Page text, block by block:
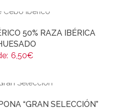
50% RAZA IBÉRICA
6,50€
“GRAN SELECCIÓN”